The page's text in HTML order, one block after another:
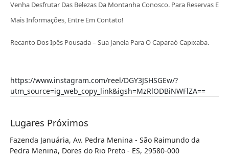
Venha Desfrutar Das Belezas Da Montanha Conosco. Para Reservas E
Mais Informações, Entre Em Contato!
Recanto Dos Ipês Pousada – Sua Janela Para O Caparaó Capixaba.
https://www.instagram.com/reel/DGY3JSHSGEw/?
utm_source=ig_web_copy_link&igsh=MzRlODBiNWFlZA==
Lugares Próximos
Fazenda Januária, Av. Pedra Menina - São Raimundo da
Pedra Menina, Dores do Rio Preto - ES, 29580-000